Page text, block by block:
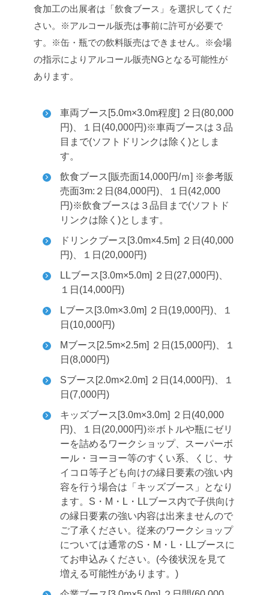
食加工の出展者は「飲食ブース」を選択してくだ
さい。
※アルコール販売は事前に許可が必要で
す。
※缶・瓶での飲料販売はできません。
※会場
の指示によりアルコール販売NGとなる可能性が
あります。
車両ブース[5.0m×3.0m程度] ２日(80,000
円)、１日(40,000円)※車両ブースは３品
目まで(ソフトドリンクは除く)としま
す。
飲食ブース[販売面14,000円/ｍ] ※参考販
売面3m:２日(84,000円)、１日(42,000
円)※飲食ブースは３品目まで(ソフトド
リンクは除く)とします。
ドリンクブース[3.0m×4.5m] ２日(40,000
円)、１日(20,000円)
LLブース[3.0m×5.0m] ２日(27,000円)、
１日(14,000円)
Lブース[3.0m×3.0m] ２日(19,000円)、１
日(10,000円)
Mブース[2.5m×2.5m] ２日(15,000円)、１
日(8,000円)
Sブース[2.0m×2.0m] ２日(14,000円)、１
日(7,000円)
キッズブース[3.0m×3.0m] ２日(40,000
円)、１日(20,000円)※ボトルや瓶にゼリ
ーを詰めるワークショップ、スーパーボ
ール・ヨーヨー等のすくい系、くじ、サ
イコロ等子ども向けの縁日要素の強い内
容を行う場合は「キッズブース」となり
ます。S・M・L・LLブース内で子供向け
の縁日要素の強い内容は出来ませんので
ご了承ください。従来のワークショップ
については通常のS・M・L・LLブースに
てお申込みください。(今後状況を見て
増える可能性があります。)